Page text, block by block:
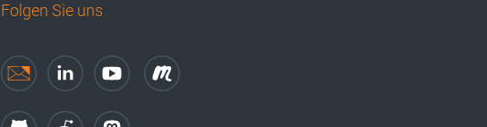
Folgen Sie uns